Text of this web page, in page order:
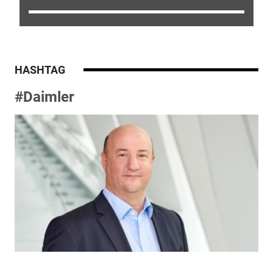
HASHTAG
#Daimler